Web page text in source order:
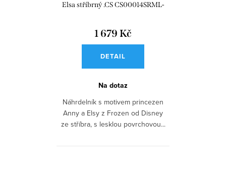
Elsa stříbrný .CS CS00014SRML-
1 679 Kč
DETAIL
Na dotaz
Náhrdelník s motivem princezen
Anny a Elsy z Frozen od Disney
ze stříbra, s lesklou povrchovou...